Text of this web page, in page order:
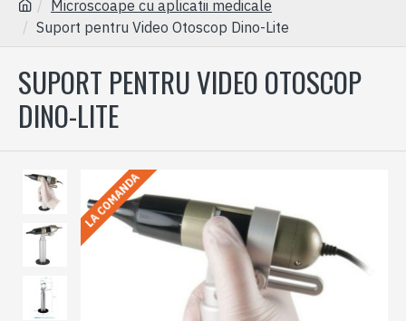
Microscoape cu aplicatii medicale
Suport pentru Video Otoscop Dino-Lite
SUPORT PENTRU VIDEO OTOSCOP
DINO-LITE
LA COMANDA